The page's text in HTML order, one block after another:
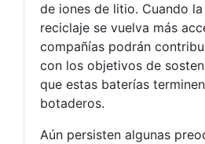
de iones de litio. Cuando
reciclaje se vuelva más
compañías podrán
con los objetivos de
que estas baterías
botaderos.
Aún persisten algunas